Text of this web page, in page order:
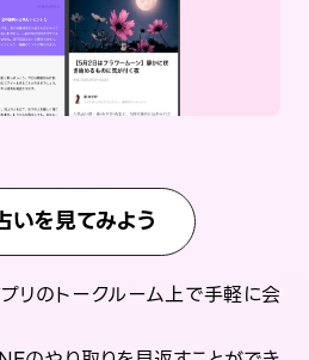
いを見てみよう
リのトークルーム上で手軽に会